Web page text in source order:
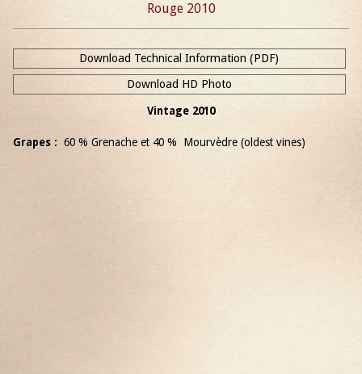
Rouge 2010
Download Technical Information (PDF)
Download HD Photo
Vintage 2010
Grapes : 60 % Grenache et 40 % Mourvèdre (oldest vines)